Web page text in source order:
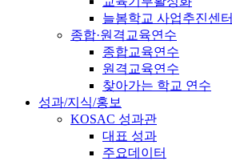
늘봄학교 사업추진센터
종합·원격교육연수
종합교육연수
원격교육연수
찾아가는 학교 연수
성과/지식/홍보
KOSAC 성과관
대표 성과
주요데이터